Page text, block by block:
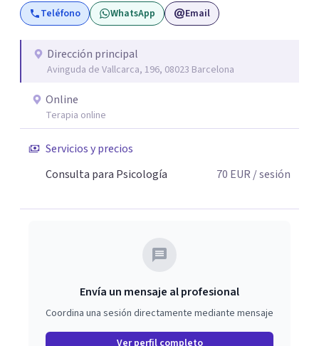
Teléfono WhatsApp Email
Dirección principal
Avinguda de Vallcarca, 196, 08023 Barcelona
Online
Terapia online
Servicios y precios
Consulta para Psicología
70 EUR / sesión
Envía un mensaje al profesional
Coordina una sesión directamente mediante mensaje
Ver perfil completo